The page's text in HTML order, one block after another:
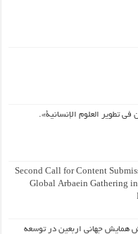
في تطوير العلوم الإنسانية».
Second Call for Content
Global Arbaein Gathering
همایش جهانی اربعین در توسعه